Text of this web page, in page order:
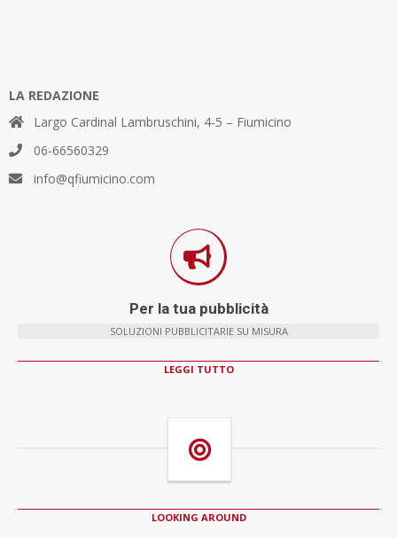
LA REDAZIONE
Largo Cardinal Lambruschini, 4-5 – Fiumicino
06-66560329
info@qfiumicino.com
Per la tua pubblicità
SOLUZIONI PUBBLICITARIE SU MISURA
LEGGI TUTTO
LOOKING AROUND